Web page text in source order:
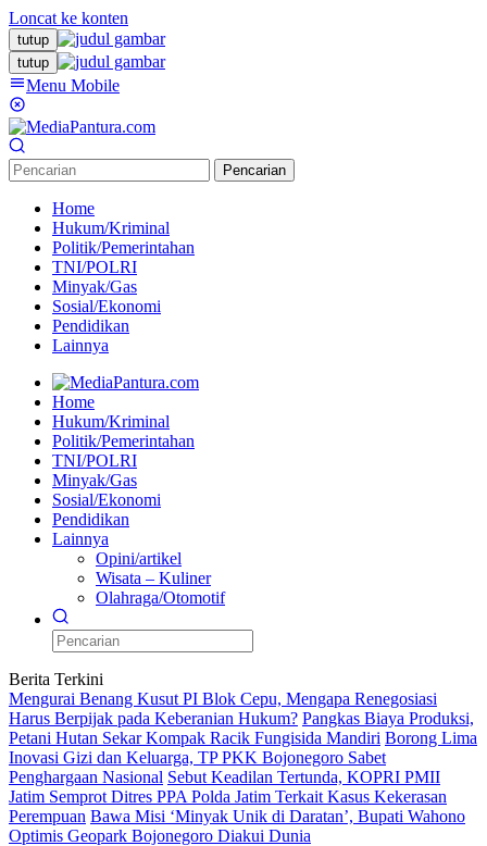
Loncat ke konten
tutup
tutup
Menu Mobile
Pencarian
Home
Hukum/Kriminal
Politik/Pemerintahan
TNI/POLRI
Minyak/Gas
Sosial/Ekonomi
Pendidikan
Lainnya
Home
Hukum/Kriminal
Politik/Pemerintahan
TNI/POLRI
Minyak/Gas
Sosial/Ekonomi
Pendidikan
Lainnya
Opini/artikel
Wisata – Kuliner
Olahraga/Otomotif
Berita Terkini
Mengurai Benang Kusut PI Blok Cepu, Mengapa Renegosiasi
Harus Berpijak pada Keberanian Hukum? Pangkas Biaya Produksi,
Petani Hutan Sekar Kompak Racik Fungisida Mandiri Borong Lima
Inovasi Gizi dan Keluarga, TP PKK Bojonegoro Sabet
Penghargaan Nasional Sebut Keadilan Tertunda, KOPRI PMII
Jatim Semprot Ditres PPA Polda Jatim Terkait Kasus Kekerasan
Perempuan Bawa Misi ‘Minyak Unik di Daratan’, Bupati Wahono
Optimis Geopark Bojonegoro Diakui Dunia